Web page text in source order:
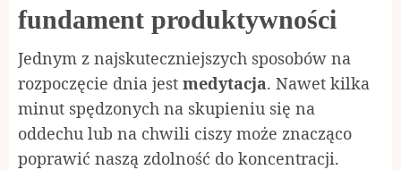
fundament produktywności
Jednym z najskuteczniejszych sposobów na
rozpoczęcie dnia jest medytacja. Nawet kilka
minut spędzonych na skupieniu się na
oddechu lub na chwili ciszy może znacząco
poprawić naszą zdolność do koncentracji.